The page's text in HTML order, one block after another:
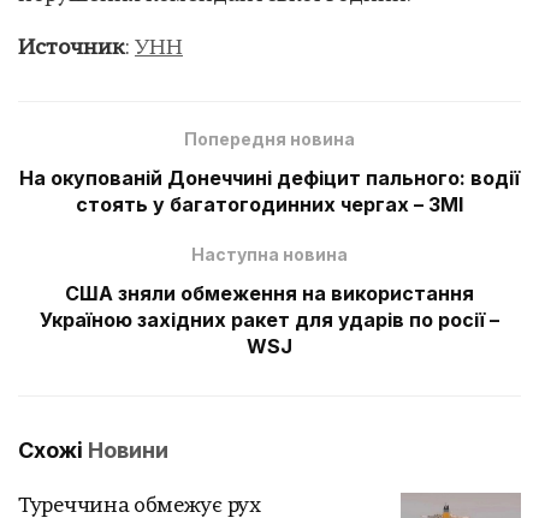
Источник: УНН
Попередня новина
На окупованій Донеччині дефіцит пального: водії
стоять у багатогодинних чергах – ЗМІ
Наступна новина
США зняли обмеження на використання
Україною західних ракет для ударів по росії –
WSJ
Схожі Новини
Туреччина обмежує рух